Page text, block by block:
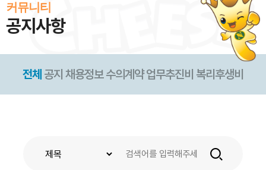
커뮤니티
공지사항
전체 공지 채용정보 수의계약 업무추진비 복리후생비